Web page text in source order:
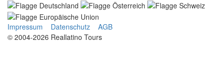
Impressum Datenschutz
AGB
© 2004-2026 Reallatino Tours